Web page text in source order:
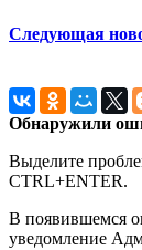
Следующая
Обнаружили
Выделите
CTRL+ENTER.
В появившемся
уведомление